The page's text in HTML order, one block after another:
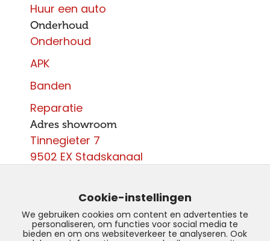
Huur een auto
Onderhoud
Onderhoud
APK
Banden
Reparatie
Adres showroom
Tinnegieter 7
9502 EX Stadskanaal
info@autoparcours.nl
Over ons
Cookie-instellingen
We gebruiken cookies om content en advertenties te
personaliseren, om functies voor social media te
bieden en om ons websiteverkeer te analyseren. Ook